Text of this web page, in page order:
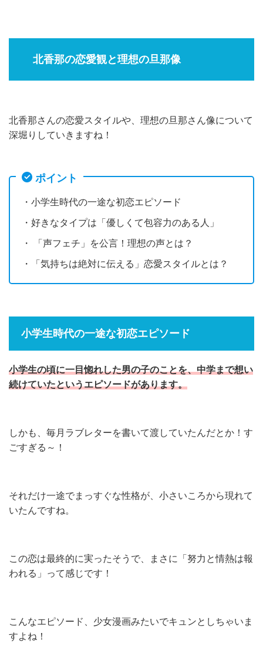
北香那の恋愛観と理想の旦那像
北香那さんの恋愛スタイルや、理想の旦那さん像について
深堀りしていきますね！
ポイント
・小学生時代の一途な初恋エピソード
・好きなタイプは「優しくて包容力のある人」
・ 「声フェチ」を公言！理想の声とは？
・「気持ちは絶対に伝える」恋愛スタイルとは？
小学生時代の一途な初恋エピソード
小学生の頃に一目惚れした男の子のことを、中学まで想い
続けていたというエピソードがあります。
しかも、毎月ラブレターを書いて渡していたんだとか！す
ごすぎる～！
それだけ一途でまっすぐな性格が、小さいころから現れて
いたんですね。
この恋は最終的に実ったそうで、まさに「努力と情熱は報
われる」って感じです！
こんなエピソード、少女漫画みたいでキュンとしちゃいま
すよね！